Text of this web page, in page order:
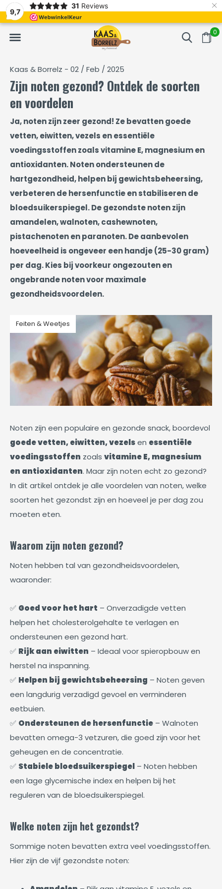
9,7
31 Reviews ×
0
Vaak volgende dag geleverd Gratis
Kaas & Borrelz - 02 / Feb / 2025
Zijn noten gezond? Ontdek de soorten
en voordelen
Ja, noten zijn zeer gezond! Ze bevatten goede
vetten, eiwitten, vezels en essentiële
voedingsstoffen zoals vitamine E, magnesium en
antioxidanten. Noten ondersteunen de
hartgezondheid, helpen bij gewichtsbeheersing,
verbeteren de hersenfunctie en stabiliseren de
bloedsuikerspiegel. De gezondste noten zijn
amandelen, walnoten, cashewnoten,
pistachenoten en paranoten. De aanbevolen
hoeveelheid is ongeveer een handje (25-30 gram)
per dag. Kies bij voorkeur ongezouten en
ongebrande noten voor maximale
gezondheidsvoordelen.
Feiten & Weetjes
Noten zijn een populaire en gezonde snack, boordevol
goede vetten, eiwitten, vezelsen essentiële
voedingsstoffen zoals vitamine E, magnesium
en antioxidanten. Maar zijn noten echt zo gezond?
In dit artikel ontdek je alle voordelen van noten, welke
soorten het gezondst zijn en hoeveel je per dag zou
moeten eten.
Waarom zijn noten gezond?
Noten hebben tal van gezondheidsvoordelen,
waaronder:
✅ Goed voor het hart – Onverzadigde vetten
helpen het cholesterolgehalte te verlagen en
ondersteunen een gezond hart.
✅ Rijk aan eiwitten – Ideaal voor spieropbouw en
herstel na inspanning.
✅ Helpen bij gewichtsbeheersing – Noten geven
een langdurig verzadigd gevoel en verminderen
eetbuien.
✅ Ondersteunen de hersenfunctie – Walnoten
bevatten omega-3 vetzuren, die goed zijn voor het
geheugen en de concentratie.
✅ Stabiele bloedsuikerspiegel – Noten hebben
een lage glycemische index en helpen bij het
reguleren van de bloedsuikerspiegel.
Welke noten zijn het gezondst?
Sommige noten bevatten extra veel voedingsstoffen.
Hier zijn de vijf gezondste noten: